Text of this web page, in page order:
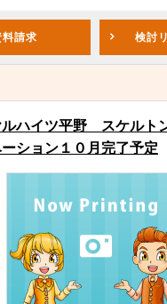
料請求 検討
ルハイツ平野 スケルト
ーション１０月完了予定